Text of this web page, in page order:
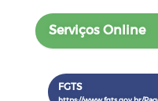
Serviços Online
FGTS